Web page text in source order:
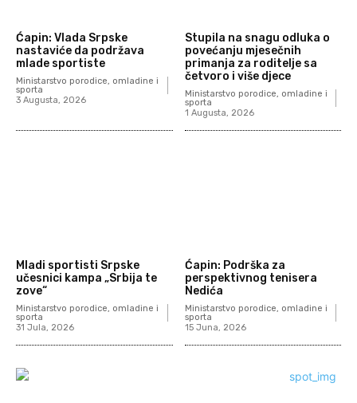
Ćapin: Vlada Srpske
nastaviće da podržava
mlade sportiste
Ministarstvo porodice, omladine i
sporta
3 Augusta, 2026
Stupila na snagu odluka o
povećanju mjesečnih
primanja za roditelje sa
četvoro i više djece
Ministarstvo porodice, omladine i
sporta
1 Augusta, 2026
Mladi sportisti Srpske
učesnici kampa „Srbija te
zove“
Ministarstvo porodice, omladine i
sporta
31 Jula, 2026
Ćapin: Podrška za
perspektivnog tenisera
Nedića
Ministarstvo porodice, omladine i
sporta
15 Juna, 2026